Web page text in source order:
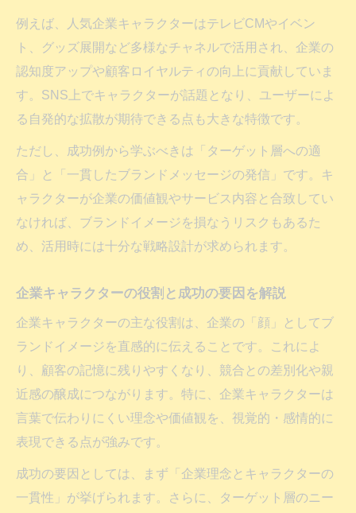
例えば、人気企業キャラクターはテレビCMやイベン
ト、グッズ展開など多様なチャネルで活用され、企業の
認知度アップや顧客ロイヤルティの向上に貢献していま
す。SNS上でキャラクターが話題となり、ユーザーによ
る自発的な拡散が期待できる点も大きな特徴です。
ただし、成功例から学ぶべきは「ターゲット層への適
合」と「一貫したブランドメッセージの発信」です。キ
ャラクターが企業の価値観やサービス内容と合致してい
なければ、ブランドイメージを損なうリスクもあるた
め、活用時には十分な戦略設計が求められます。
企業キャラクターの役割と成功の要因を解説
企業キャラクターの主な役割は、企業の「顔」としてブ
ランドイメージを直感的に伝えることです。これによ
り、顧客の記憶に残りやすくなり、競合との差別化や親
近感の醸成につながります。特に、企業キャラクターは
言葉で伝わりにくい理念や価値観を、視覚的・感情的に
表現できる点が強みです。
成功の要因としては、まず「企業理念とキャラクターの
一貫性」が挙げられます。さらに、ターゲット層のニー